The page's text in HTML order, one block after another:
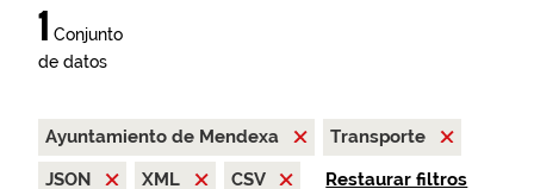
1 Conjunto
de datos
Ayuntamiento de Mendexa
Transporte
JSON
XML CSV Restaurar filtros